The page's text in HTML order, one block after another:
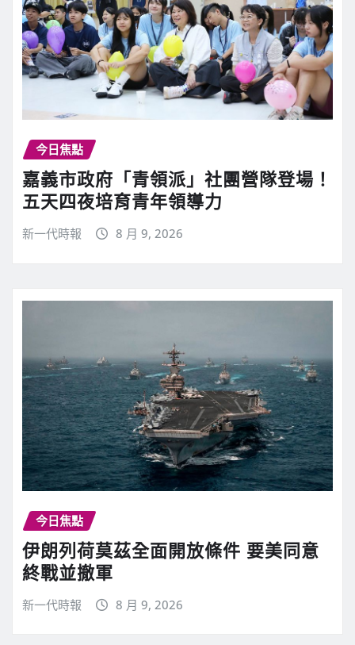
今日焦點
嘉義市政府「青領派」社團營隊登場！
五天四夜培育青年領導力
新一代時報 8 月 9, 2026
今日焦點
伊朗列荷莫茲全面開放條件 要美同意
終戰並撤軍
新一代時報 8 月 9, 2026